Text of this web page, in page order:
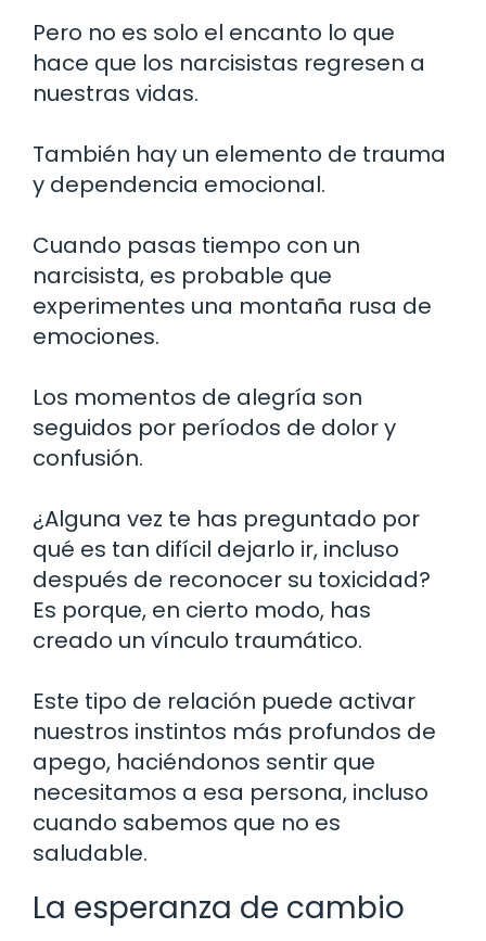
Pero no es solo el encanto lo que
hace que los narcisistas regresen a
nuestras vidas.
También hay un elemento de trauma
y dependencia emocional.
Cuando pasas tiempo con un
narcisista, es probable que
experimentes una montaña rusa de
emociones.
Los momentos de alegría son
seguidos por períodos de dolor y
confusión.
¿Alguna vez te has preguntado por
qué es tan difícil dejarlo ir, incluso
después de reconocer su toxicidad?
Es porque, en cierto modo, has
creado un vínculo traumático.
Este tipo de relación puede activar
nuestros instintos más profundos de
apego, haciéndonos sentir que
necesitamos a esa persona, incluso
cuando sabemos que no es
saludable.
La esperanza de cambio